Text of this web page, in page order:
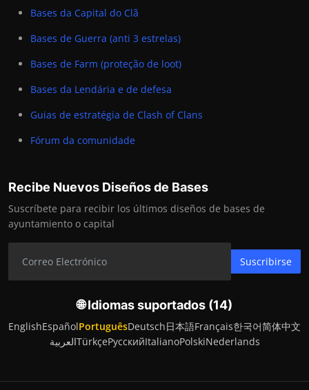
Bases da Capital do Clã
Bases de Guerra (anti 3 estrelas)
Bases de Farm (proteção de loot)
Bases da Lendária e de defesa
Guias de estratégia de Clash of Clans
Fórum da comunidade
Recibe Nuevos Diseños de Bases
Suscríbete para recibir los últimos diseños de bases de
ayuntamiento o capital
Suscribirse
🌐 Idiomas suportados (14)
EnglishEspañolPortuguêsDeutsch日本語Français한국어简体中文
العربيةTürkçeРусскийItalianoPolskiNederlands